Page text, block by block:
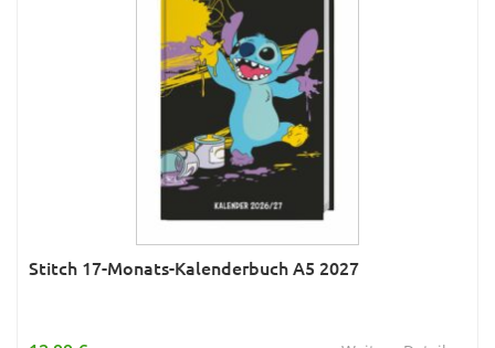
Sternzeichen & Mond
Wissen & Allgemeinbildung
Stitch 17-Monats-Kalenderbuch A5 2027